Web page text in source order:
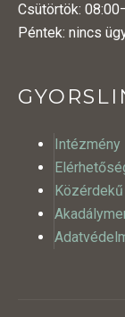
Csütörtök:
Péntek: nincs
Intézmény